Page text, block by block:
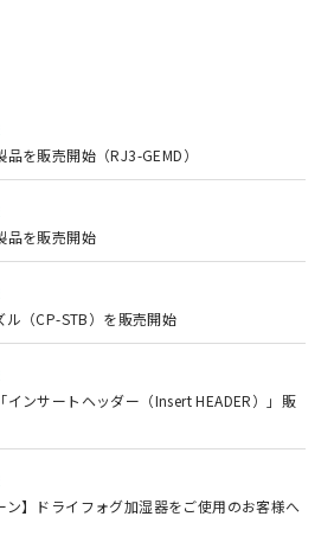
を販売開始（RJ3-GEMD）
品を販売開始
（CP-STB）を販売開始
ンサートヘッダー（Insert HEADER）」販
ン】ドライフォグ加湿器をご使用のお客様へ